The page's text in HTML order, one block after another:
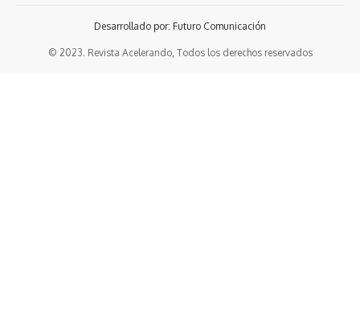
© 2023. Revista Acelerando, Todos los derechos reservados
Desarrollado por: Futuro Comunicación